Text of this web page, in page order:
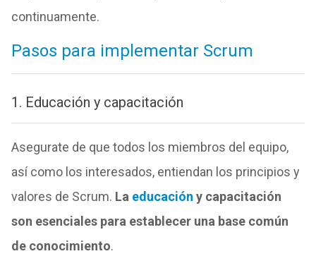
continuamente.
Pasos para implementar Scrum
1. Educación y capacitación
Asegurate de que todos los miembros del equipo,
así como los interesados, entiendan los principios y
valores de Scrum. La educación y capacitación
son esenciales para establecer una base común
de conocimiento.